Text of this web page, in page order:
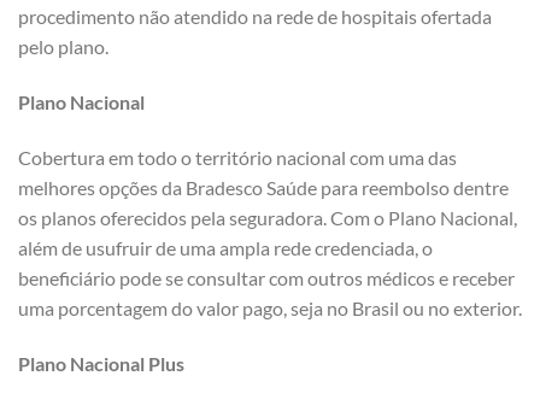
procedimento não atendido na rede de hospitais ofertada
pelo plano.
Plano Nacional
Cobertura em todo o território nacional com uma das
melhores opções da Bradesco Saúde para reembolso dentre
os planos oferecidos pela seguradora. Com o Plano Nacional,
além de usufruir de uma ampla rede credenciada, o
beneficiário pode se consultar com outros médicos e receber
uma porcentagem do valor pago, seja no Brasil ou no exterior.
Plano Nacional Plus